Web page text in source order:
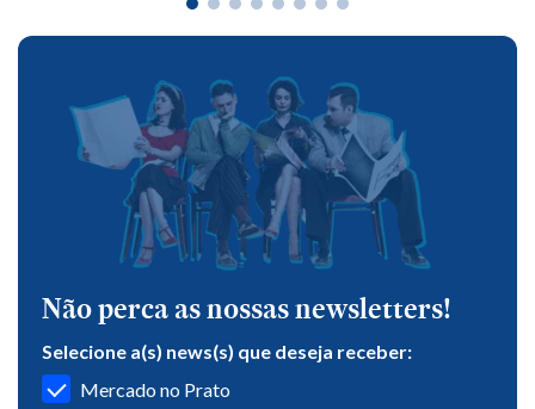
Não perca as nossas newsletters!
Selecione a(s) news(s) que deseja receber:
Mercado no Prato